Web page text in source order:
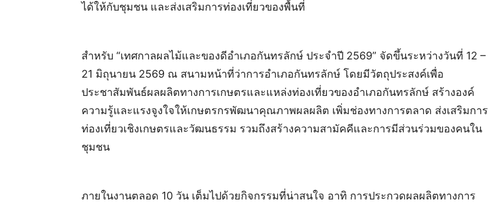
ได้ให้กับชุมชน และส่งเสริมการท่องเที่ยวของพื้นที่
สำหรับ “เทศกาลผลไม้และของดีอำเภอกันทรลักษ์ ประจำปี 2569” จัดขึ้นระหว่างวันที่ 12 –
21 มิถุนายน 2569 ณ สนามหน้าที่ว่าการอำเภอกันทรลักษ์ โดยมีวัตถุประสงค์เพื่อ
ประชาสัมพันธ์ผลผลิตทางการเกษตรและแหล่งท่องเที่ยวของอำเภอกันทรลักษ์ สร้างองค์
ความรู้และแรงจูงใจให้เกษตรกรพัฒนาคุณภาพผลผลิต เพิ่มช่องทางการตลาด ส่งเสริมการ
ท่องเที่ยวเชิงเกษตรและวัฒนธรรม รวมถึงสร้างความสามัคคีและการมีส่วนร่วมของคนใน
ชุมชน
ภายในงานตลอด 10 วัน เต็มไปด้วยกิจกรรมที่น่าสนใจ อาทิ การประกวดผลผลิตทางการ